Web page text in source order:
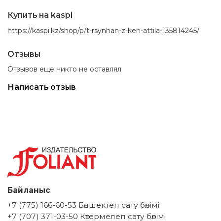
Купить на kaspi
https://kaspi.kz/shop/p/t-rsynhan-z-ken-attila-135814245/
Отзывы
Отзывов еще никто не оставлял
Написать отзыв
Байланыс
+7 (775) 166-60-53 Бөлшектеп сату бөлімі
+7 (707) 371-03-50 Көтермелеп сату бөлімі